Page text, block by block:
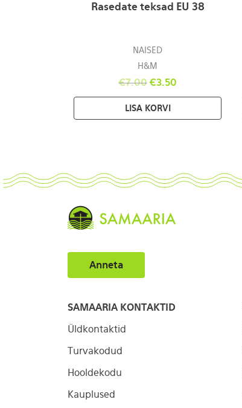
Rasedate teksad EU 38
NAISED
H&M
€7.00 €3.50
LISA KORVI
Anneta
SAMAARIA KONTAKTID
Üldkontaktid
Turvakodud
Hooldekodu
Kauplused